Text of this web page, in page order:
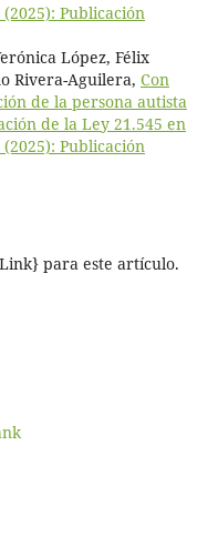
Publicación
López, Félix
Rivera-Aguilera, Con
de la persona autista
de la Ley 21.545 en
Publicación
para este artículo.